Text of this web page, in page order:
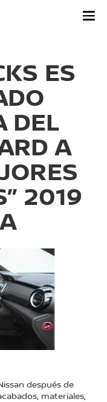
ES
DEL
A
2019
después de
materiales,